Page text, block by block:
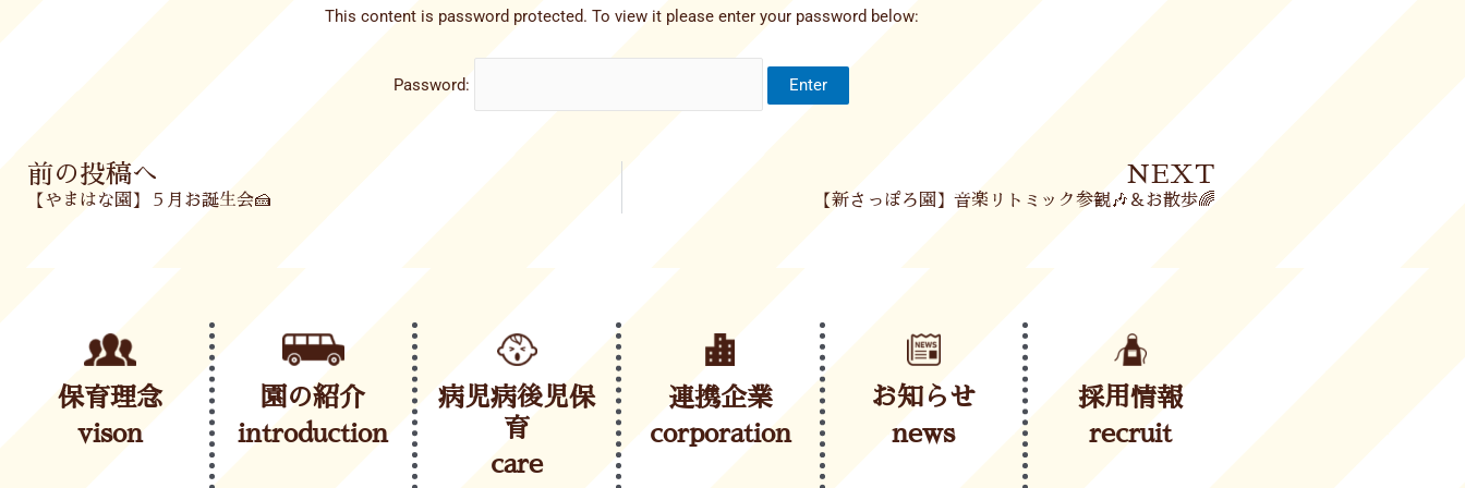
This content is password protected. To view it please enter your password below:
Password:
Prev
前の投稿へ
【やまはな園】５月お誕生会🍰
NEXT
【新さっぽろ園】音楽リトミック参観🎶＆お散歩🌈
保育理念
vison
園の紹介
introduction
病児病後児保
育
care
連携企業
corporation
お知らせ
news
採用情報
recruit